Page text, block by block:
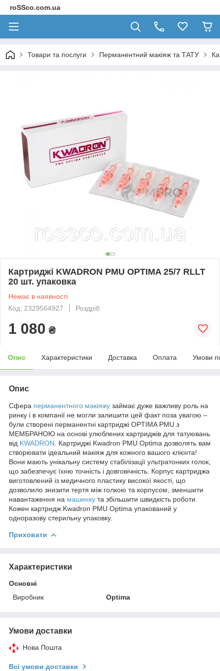
roSSco.com.ua
Товари та послуги Перманентний макіяж та ТАТУ
Картриджі KWADRON PMU OPTIMA 25/7 RLLT
20 шт. упаковка
Немає в наявності
Код: 2329564927
Роздріб
1 080 ₴
Опис Характеристики Доставка Оплата Умови
Опис
Сфера перманентного макіяжу займає дуже важливу роль на
ринку і в компанії не могли залишити цей факт поза увагою –
були створені перманентні картриджі OPTIMA PMU з
МЕМБРАНОЮ на основі улюблених картриджів для татуювань
від KWADRON . Картриджі Kwadron PMU Optima дозволять вам
створювати ідеальний макіяж для кожного вашого клієнта!
Вони мають унікальну систему стабілізації ультратонких голок,
що забезпечує їхню точність і довговічність. Корпус картриджа
виготовлений із медичного пластику високої якості, що
дозволило знизити тертя між голкою та корпусом, зменшити
навантаження на машинку та збільшити швидкість роботи.
Кожен картридж Kwadron PMU Optima упакований у
одноразову стерильну упаковку.
Приховати
Характеристики
Основні
Виробник
Optima
Умови доставки
Нова Пошта
Всі умови доставки